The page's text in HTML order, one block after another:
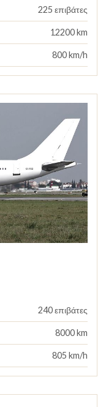
225 επιβάτες
12200 km
800 km/h
240 επιβάτες
8000 km
805 km/h